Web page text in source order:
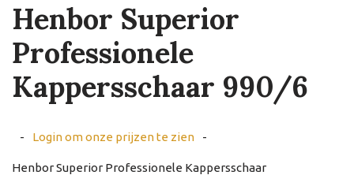
Henbor Superior
Professionele
Kappersschaar 990/6
- Login om onze prijzen te zien -
Henbor Superior Professionele Kappersschaar